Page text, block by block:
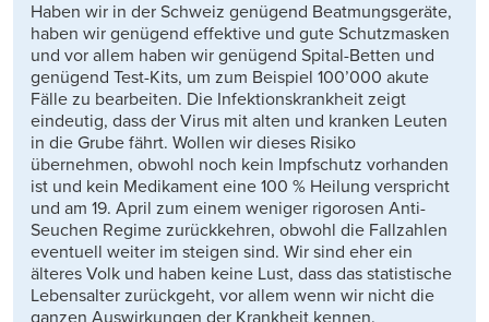
Haben wir in der Schweiz genügend Beatmungsgeräte,
haben wir genügend effektive und gute Schutzmasken
und vor allem haben wir genügend Spital-Betten und
genügend Test-Kits, um zum Beispiel 100’000 akute
Fälle zu bearbeiten. Die Infektionskrankheit zeigt
eindeutig, dass der Virus mit alten und kranken Leuten
in die Grube fährt. Wollen wir dieses Risiko
übernehmen, obwohl noch kein Impfschutz vorhanden
ist und kein Medikament eine 100 % Heilung verspricht
und am 19. April zum einem weniger rigorosen Anti-
Seuchen Regime zurückkehren, obwohl die Fallzahlen
eventuell weiter im steigen sind. Wir sind eher ein
älteres Volk und haben keine Lust, dass das statistische
Lebensalter zurückgeht, vor allem wenn wir nicht die